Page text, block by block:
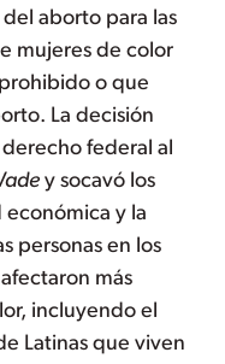
aborto para las
mujeres de color
o que
La decisión
federal al
y socavó los
económica y la
personas en los
más
incluyendo el
Latinas que viven